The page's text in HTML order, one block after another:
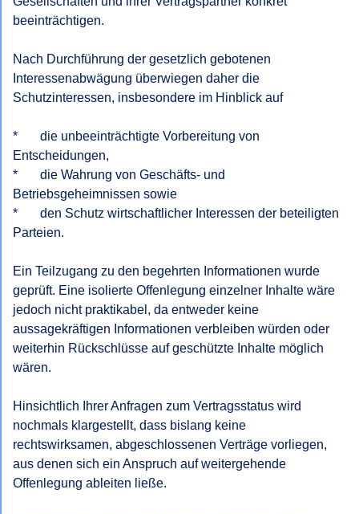
beeinträchtigen.
Nach Durchführung der gesetzlich gebotenen
Interessenabwägung überwiegen daher die
Schutzinteressen, insbesondere im Hinblick auf
*       die unbeeinträchtigte Vorbereitung von
Entscheidungen,
*       die Wahrung von Geschäfts- und
Betriebsgeheimnissen sowie
*       den Schutz wirtschaftlicher Interessen der beteiligten
Parteien.
Ein Teilzugang zu den begehrten Informationen wurde
geprüft. Eine isolierte Offenlegung einzelner Inhalte wäre
jedoch nicht praktikabel, da entweder keine
aussagekräftigen Informationen verbleiben würden oder
weiterhin Rückschlüsse auf geschützte Inhalte möglich
wären.
Hinsichtlich Ihrer Anfragen zum Vertragsstatus wird
nochmals klargestellt, dass bislang keine
rechtswirksamen, abgeschlossenen Verträge vorliegen,
aus denen sich ein Anspruch auf weitergehende
Offenlegung ableiten ließe.